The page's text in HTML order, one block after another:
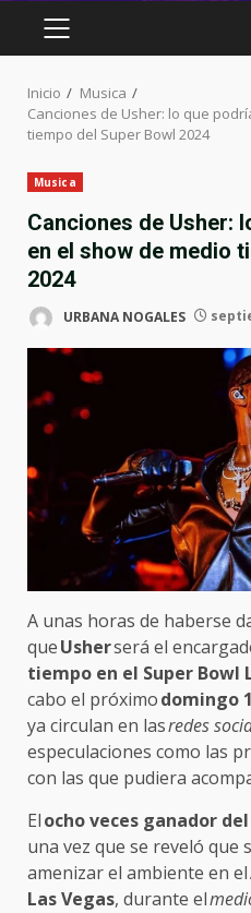
MENÚ
PRINCIPAL
Inicio
Musica
Canciones de Usher: lo que
tiempo del Super Bowl 2024
Musica
Canciones de Usher:
en el show de medio
2024
URBANA NOGALES
A unas horas de haberse
queUsherserá el
tiempo en el Super Bowl
cabo el próximodomingo
ya circulan en lasredes
especulaciones como las
con las que pudiera
Elocho veces ganador
una vez que se reveló que
amenizar el ambiente en el
Las Vegas, durante el